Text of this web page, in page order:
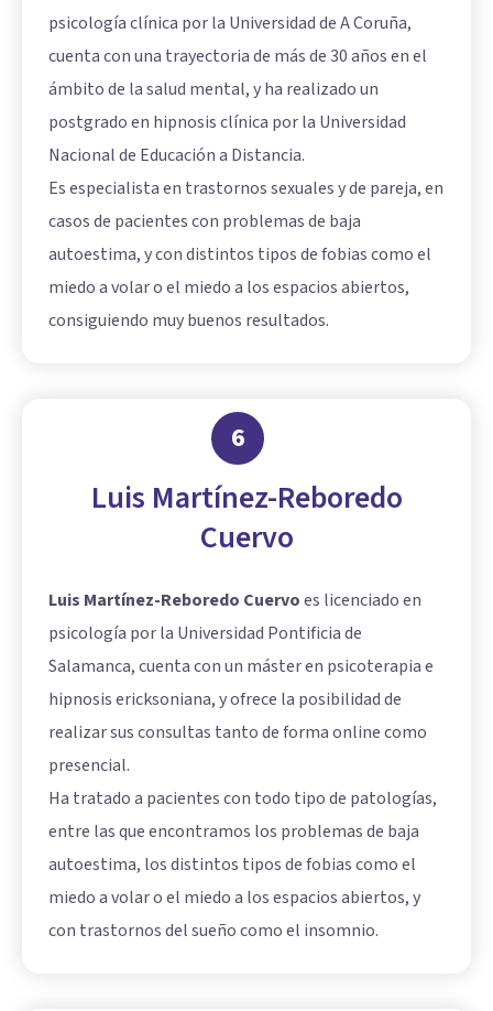
psicología clínica por la Universidad de A Coruña,
cuenta con una trayectoria de más de 30 años en el
ámbito de la salud mental, y ha realizado un
postgrado en hipnosis clínica por la Universidad
Nacional de Educación a Distancia.
Es especialista en trastornos sexuales y de pareja, en
casos de pacientes con problemas de baja
autoestima, y con distintos tipos de fobias como el
miedo a volar o el miedo a los espacios abiertos,
consiguiendo muy buenos resultados.
6
Luis Martínez-Reboredo
Cuervo
Luis Martínez-Reboredo Cuervoes licenciado en
psicología por la Universidad Pontificia de
Salamanca, cuenta con un máster en psicoterapia e
hipnosis ericksoniana, y ofrece la posibilidad de
realizar sus consultas tanto de forma online como
presencial.
Ha tratado a pacientes con todo tipo de patologías,
entre las que encontramos los problemas de baja
autoestima, los distintos tipos de fobias como el
miedo a volar o el miedo a los espacios abiertos, y
con trastornos del sueño como el insomnio.